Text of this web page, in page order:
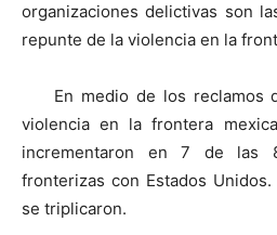
organizaciones delictivas son
repunte de la violencia en la
En medio de los reclamos
violencia en la frontera
incrementaron en 7 de las
fronterizas con Estados
se triplicaron.